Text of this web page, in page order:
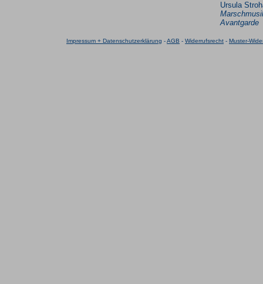
Ursula
Avantgarde
Impressum + Datenschutzerklärung -AGB - Widerrufsrecht - Muster-